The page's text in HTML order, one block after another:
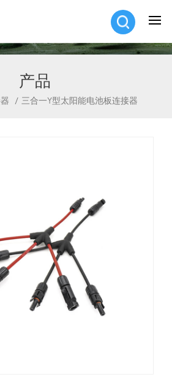
产品
/ 三合一Y型太阳能电池板连接器